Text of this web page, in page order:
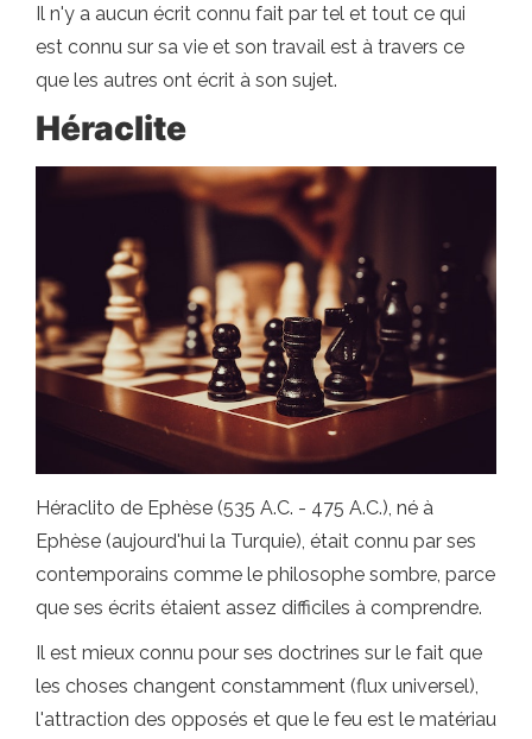
Il n'y a aucun écrit connu fait par tel et tout ce qui
est connu sur sa vie et son travail est à travers ce
que les autres ont écrit à son sujet.
Héraclite
Héraclito de Ephèse (535 A.C. - 475 A.C.), né à
Ephèse (aujourd'hui la Turquie), était connu par ses
contemporains comme le philosophe sombre, parce
que ses écrits étaient assez difficiles à comprendre.
Il est mieux connu pour ses doctrines sur le fait que
les choses changent constamment (flux universel),
l'attraction des opposés et que le feu est le matériau